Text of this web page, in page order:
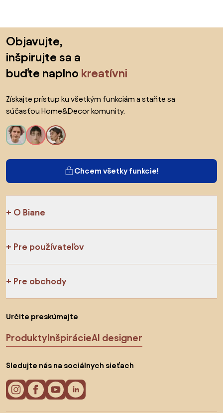
Objavujte,
inšpirujte sa a
buďte naplno kreatívni
Získajte prístup ku všetkým funkciám a staňte sa
súčasťou Home&Decor komunity.
Chcem všetky funkcie!
O Biane
Pre používateľov
Pre obchody
Určite preskúmajte
ProduktyInšpirácieAI designer
Sledujte nás na sociálnych sieťach